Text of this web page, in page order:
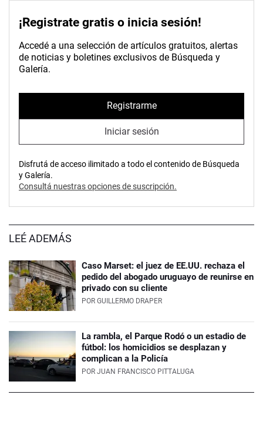
¡Registrate gratis o inicia sesión!
Accedé a una selección de artículos gratuitos, alertas
de noticias y boletines exclusivos de Búsqueda y
Galería.
Registrarme
Iniciar sesión
Disfrutá de acceso ilimitado a todo el contenido de Búsqueda
y Galería.
Consultá nuestras opciones de suscripción.
LEÉ ADEMÁS
Caso Marset: el juez de EE.UU. rechaza el
pedido del abogado uruguayo de reunirse en
privado con su cliente
POR GUILLERMO DRAPER
La rambla, el Parque Rodó o un estadio de
fútbol: los homicidios se desplazan y
complican a la Policía
POR JUAN FRANCISCO PITTALUGA